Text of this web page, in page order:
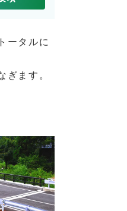
ータルに
ます。